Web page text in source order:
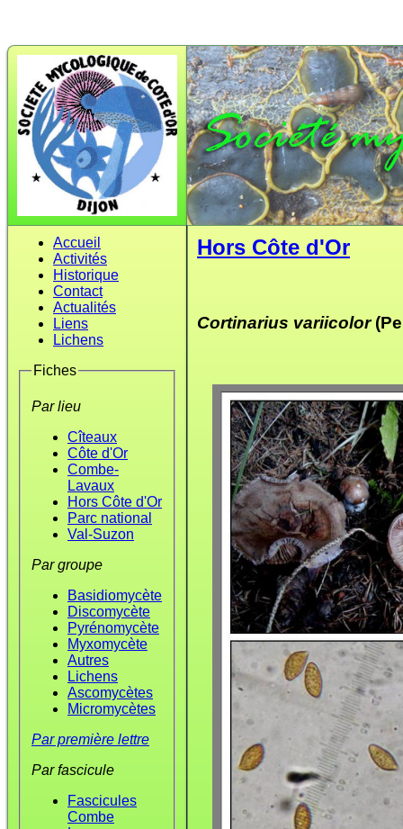
Accueil
Activités
Historique
Contact
Actualités
Liens
Lichens
Fiches
Par lieu
Cîteaux
Côte d'Or
Combe-
Lavaux
Hors Côte d'Or
Parc national
Val-Suzon
Par groupe
Basidiomycète
Discomycète
Pyrénomycète
Myxomycète
Autres
Lichens
Ascomycètes
Micromycètes
Par première lettre
Par fascicule
Fascicules
Combe
Hors Côte d'Or
Cortinarius variicolor